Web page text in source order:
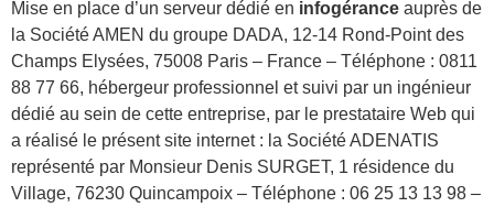
Mise en place d’un serveur dédié en infogérance auprès de
la Société AMEN du groupe DADA, 12-14 Rond-Point des
Champs Elysées, 75008 Paris – France – Téléphone : 0811
88 77 66, hébergeur professionnel et suivi par un ingénieur
dédié au sein de cette entreprise, par le prestataire Web qui
a réalisé le présent site internet : la Société ADENATIS
représenté par Monsieur Denis SURGET, 1 résidence du
Village, 76230 Quincampoix – Téléphone : 06 25 13 13 98 –